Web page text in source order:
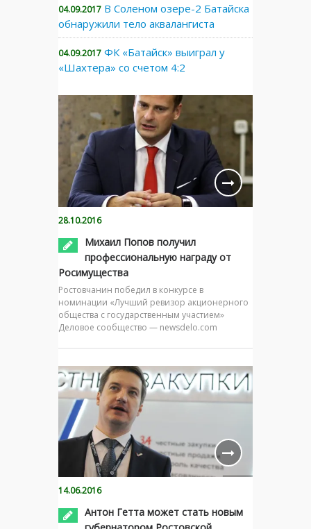
04.09.2017 В Соленом озере-2 Батайска
обнаружили тело аквалангиста
04.09.2017 ФК «Батайск» выиграл у
«Шахтера» со счетом 4:2
28.10.2016
Михаил Попов получил
профессиональную награду от
Росимущества
Ростовчанин победил в конкурсе в
номинации «Лучший ревизор акционерного
общества с государственным участием»
Деловое сообщество — newsdelo.com
14.06.2016
Антон Гетта может стать новым